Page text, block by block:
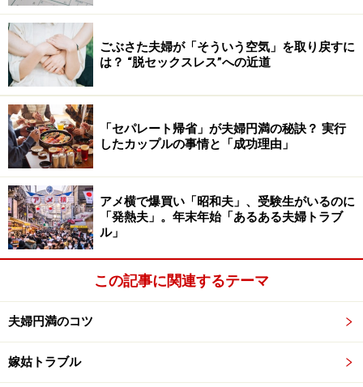
行動すべてを実況中継？ ナレーション夫
「うちはナレーション夫です」というのは美里さん（仮
名・46歳）。
何か行動を起こす前には「よしっ、今から歯磨きしよう
っ」などと宣言。かと思うと「腹が減ったな。でも今何
か食べると、もうすぐ夕飯だからな。だけど何も腹に入
れないと胃が痛くなるからヨーグルトだけ食べようか
な」と、冷蔵庫の前で自分の気持ちの迷いを実況中継。
さらにはスマホのゲームをやりながら「あれ？ マジか」
「なんでー！」「そうきたか、勘弁してくださいよう」
などと、相手がいるかのようにしゃべりっぱなし。
「最初は、話しかけられているのかと思って『どうした
ごぶさた夫婦が「そういう空気」を取り戻すに
は？ “脱セックスレス”への近道
「セパレート帰省」が夫婦円満の秘訣？ 実行
したカップルの事情と「成功理由」
アメ横で爆買い「昭和夫」、受験生がいるのに
「発熱夫」。年末年始「あるある夫婦トラブ
ル」
この記事に関連するテーマ
夫婦円満のコツ
嫁姑トラブル